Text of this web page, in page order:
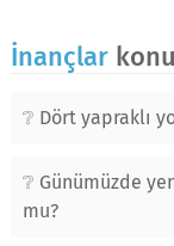
İnançlar
Dört yapraklı
Günümüzde
mu?